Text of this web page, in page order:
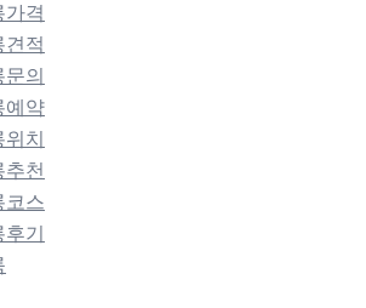
가격
견적
의
예약
치
천
코스
기